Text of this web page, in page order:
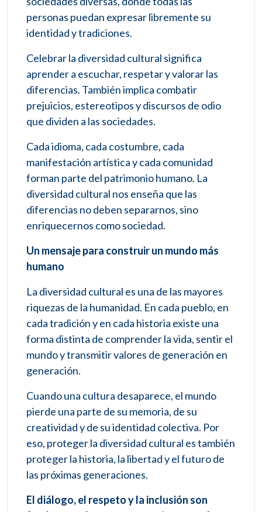
personas puedan expresar libremente su
identidad y tradiciones.
Celebrar la diversidad cultural significa
aprender a escuchar, respetar y valorar las
diferencias. También implica combatir
prejuicios, estereotipos y discursos de odio
que dividen a las sociedades.
Cada idioma, cada costumbre, cada
manifestación artística y cada comunidad
forman parte del patrimonio humano. La
diversidad cultural nos enseña que las
diferencias no deben separarnos, sino
enriquecernos como sociedad.
Un mensaje para construir un mundo más
humano
La diversidad cultural es una de las mayores
riquezas de la humanidad. En cada pueblo, en
cada tradición y en cada historia existe una
forma distinta de comprender la vida, sentir el
mundo y transmitir valores de generación en
generación.
Cuando una cultura desaparece, el mundo
pierde una parte de su memoria, de su
creatividad y de su identidad colectiva. Por
eso, proteger la diversidad cultural es también
proteger la historia, la libertad y el futuro de
las próximas generaciones.
El diálogo, el respeto y la inclusión son